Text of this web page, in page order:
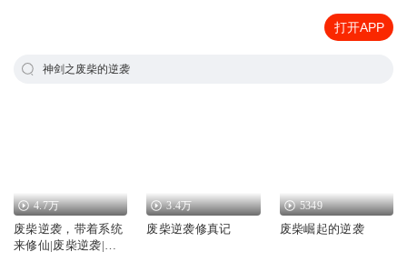
打开APP
神剑之废柴的逆袭
4.7万
废柴逆袭，带着系统
来修仙|废柴逆袭|医
3.4万
废柴逆袭修真记
5349
废柴崛起的逆袭